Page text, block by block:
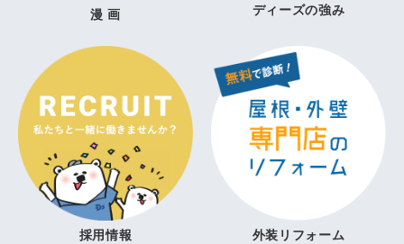
漫 画 ディーズの強み
採用情報 外装リフォーム